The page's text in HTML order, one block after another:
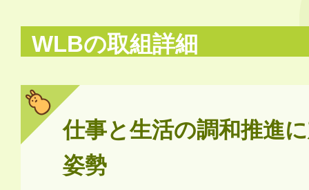
WLBの取組詳細
仕事と生活の調和推進
姿勢